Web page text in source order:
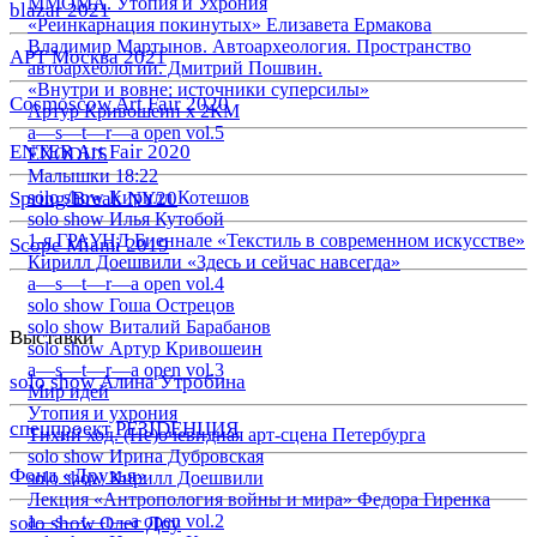
blazar 2021
АРТ Москва 2021
Cosmoscow Art Fair 2020
ENTER Art Fair 2020
Spring/Break NY20
Scope Miami 2019
Выставки
solo show Алина Утробина
спецпроект РЕЗIDЕНЦИЯ
Фонд «Друзья»
solo show Олег Доу
«Реинкарнация покинутых» Елизавета Ермакова
Владимир Мартынов. Автоархеология. Пространство
автоархеологии. Дмитрий Пошвин.
«Внутри и вовне: источники суперсилы»
Артур Кривошеин х 2КМ
a—s—t—r—a open vol.5
EXODUS
Малышки 18:22
solo show Кирилл Котешов
solo show Илья Кутобой
1-я ГРАУНД Биеннале «Текстиль в современном искусстве»
Кирилл Доешвили «Здесь и сейчас навсегда»
a—s—t—r—a open vol.4
solo show Гоша Острецов
solo show Виталий Барабанов
solo show Артур Кривошеин
a—s—t—r—a open vol.3
Мир идей
Утопия и ухрония
Тихий ход. (Не)очевидная арт-сцена Петербурга
solo show Ирина Дубровская
solo show Кирилл Доешвили
Лекция «Антропология войны и мира» Федора Гиренка
a—s—t—r—a open vol.2